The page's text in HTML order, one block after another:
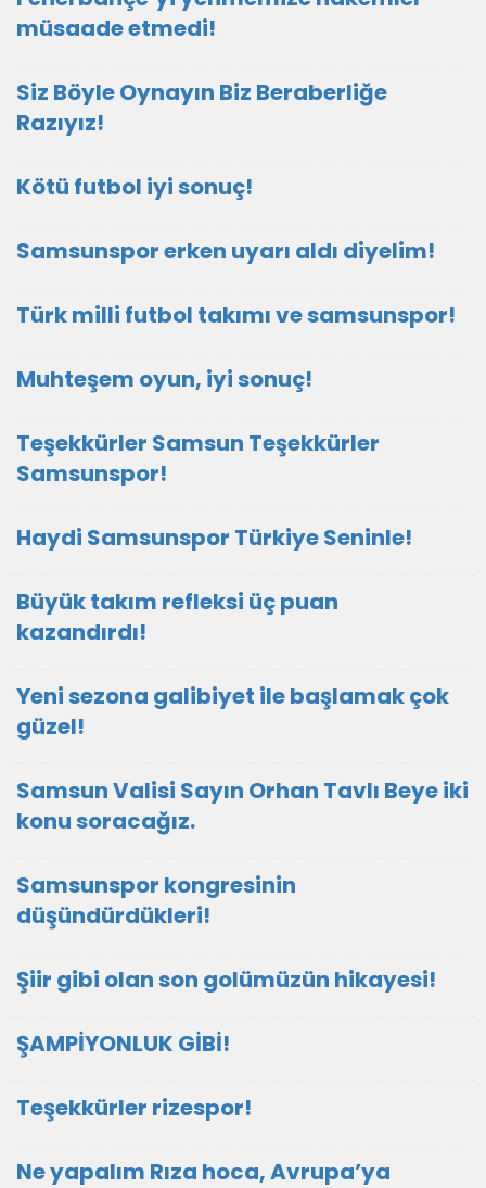
müsaade etmedi!
Siz Böyle Oynayın Biz Beraberliğe
Razıyız!
Kötü futbol iyi sonuç!
Samsunspor erken uyarı aldı diyelim!
Türk milli futbol takımı ve samsunspor!
Muhteşem oyun, iyi sonuç!
Teşekkürler Samsun Teşekkürler
Samsunspor!
Haydi Samsunspor Türkiye Seninle!
Büyük takım refleksi üç puan
kazandırdı!
Yeni sezona galibiyet ile başlamak çok
güzel!
Samsun Valisi Sayın Orhan Tavlı Beye iki
konu soracağız.
Samsunspor kongresinin
düşündürdükleri!
Şiir gibi olan son golümüzün hikayesi!
ŞAMPİYONLUK GİBİ!
Teşekkürler rizespor!
Ne yapalım Rıza hoca, Avrupa’ya